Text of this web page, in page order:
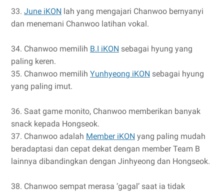
33. June iKON lah yang mengajari Chanwoo bernyanyi
dan menemani Chanwoo latihan vokal.
34. Chanwoo memilih B.I iKON sebagai hyung yang
paling keren.
35. Chanwoo memilih Yunhyeong iKON sebagai hyung
yang paling imut.
36. Saat game monito, Chanwoo memberikan banyak
snack kepada Hongseok.
37. Chanwoo adalah Member iKON yang paling mudah
beradaptasi dan cepat dekat dengan member Team B
lainnya dibandingkan dengan Jinhyeong dan Hongseok.
38. Chanwoo sempat merasa ‘gagal’ saat ia tidak